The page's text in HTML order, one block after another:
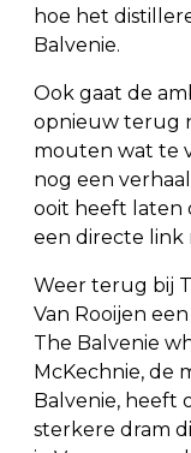
hoe het
Balvenie.
Ook gaat de
opnieuw terug
mouten wat te
nog een
ooit heeft laten
een directe link
Weer terug bij
Van Rooijen
The Balvenie
McKechnie, de
Balvenie, heeft
sterkere dram